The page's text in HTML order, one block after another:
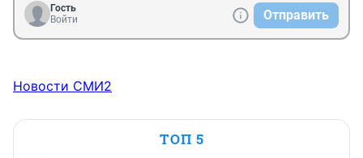
Гость
Войти
Отправить
Новости СМИ2
ТОП 5